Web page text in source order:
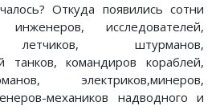
Откуда появились сотни
исследователей,
летчиков, штурманов,
танков, командиров кораблей,
электриков,минеров,
механиков надводного и